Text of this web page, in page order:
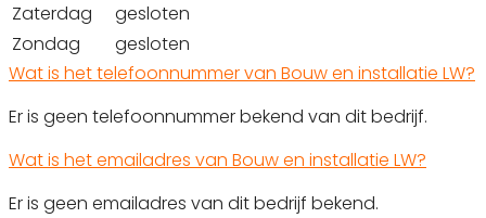
Zaterdag
gesloten
Zondag
gesloten
Wat is het telefoonnummer van Bouw en installatie LW?
Er is geen telefoonnummer bekend van dit bedrijf.
Wat is het emailadres van Bouw en installatie LW?
Er is geen emailadres van dit bedrijf bekend.